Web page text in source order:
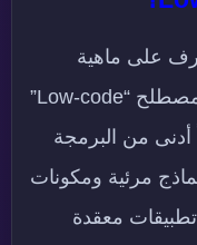
على ماهية
Low-code/No-code بدقة، يشير مصطلح “Low-code”
أدنى من البرمجة
مرئية ومكونات
معقدة